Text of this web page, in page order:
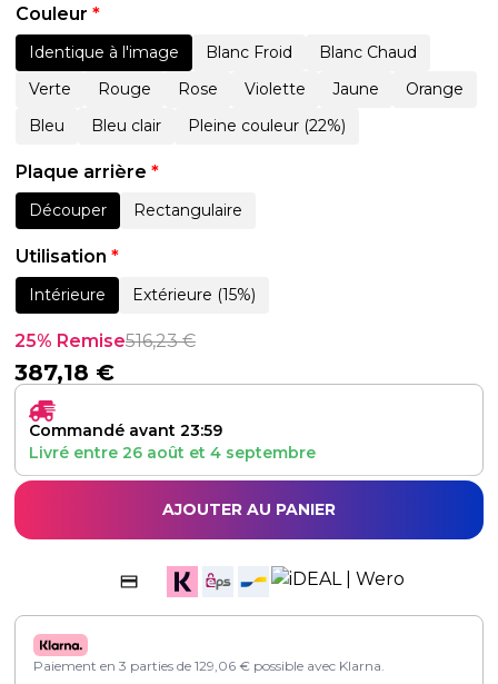
Couleur *
Identique à l'image Blanc Froid
Blanc Chaud
Verte
Rouge Rose Violette Jaune
Orange
Bleu
Bleu clair Pleine couleur (22%)
Plaque arrière *
Découper Rectangulaire
Utilisation *
Intérieure Extérieure (15%)
25% Remise516,23€
387,18 €
Commandé avant 23:59
Livré entre 26 août et 4 septembre
AJOUTER AU PANIER
Paiement en 3 parties de 129,06 € possible avec Klarna.